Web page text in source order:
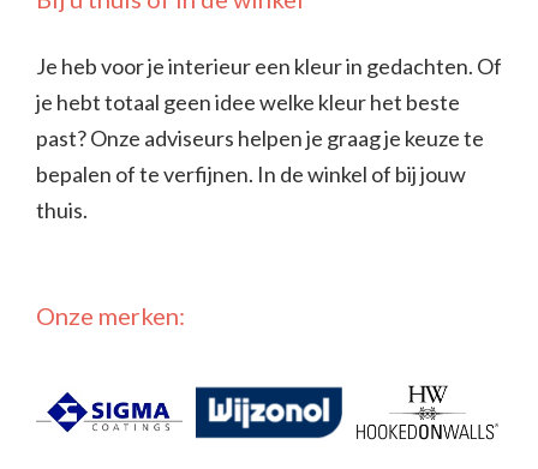
Je heb voor je interieur een kleur in gedachten. Of
je hebt totaal geen idee welke kleur het beste
past? Onze adviseurs helpen je graag je keuze te
bepalen of te verfijnen. In de winkel of bij jouw
thuis.
Onze merken: